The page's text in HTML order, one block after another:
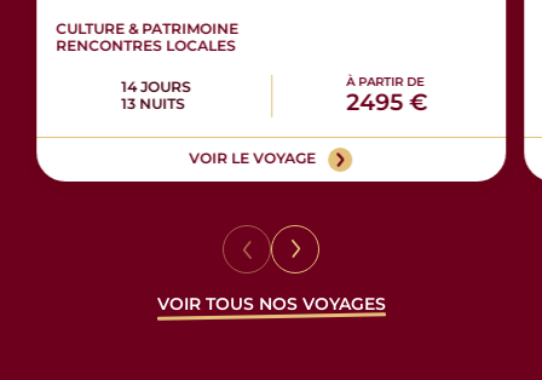
CULTURE & PATRIMOINE
RENCONTRES LOCALES
14 JOURS
13 NUITS
À PARTIR DE
2495 €
VOIR LE VOYAGE
VOIR TOUS NOS VOYAGES